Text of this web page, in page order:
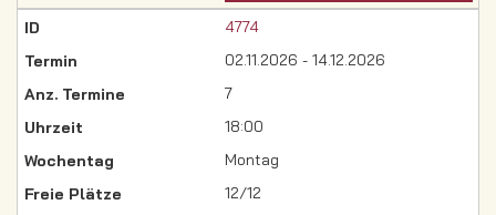
4774
02.11.2026 - 14.12.2026
7
18:00
Montag
12/12